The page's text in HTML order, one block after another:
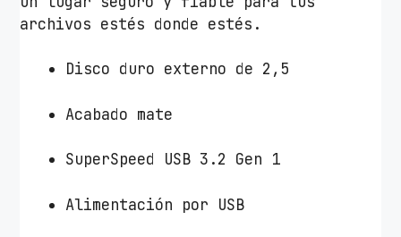
archivos estés donde estés.
Disco duro externo de 2,5
Acabado mate
SuperSpeed USB 3.2 Gen 1
Alimentación por USB